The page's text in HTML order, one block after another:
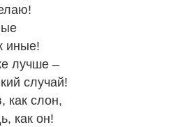
иные!
лучше –
случай!
как слон,
как он!